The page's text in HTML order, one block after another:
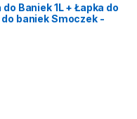
do Baniek 1L + Łapka do
do baniek Smoczek -